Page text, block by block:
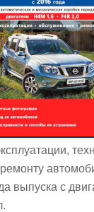
выпуска с